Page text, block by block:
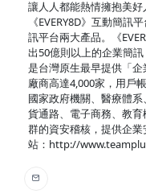
讓人人都能熱情擁抱美
《EVERY8D》互動簡訊
訊平台兩大產品。《
出50億則以上的企業簡
是台灣原生最早提供「
廠商高達4,000家，用戶
國家政府機關、醫療體
貨通路、電子商務、教
群的資安稽核，提供企
站：http://